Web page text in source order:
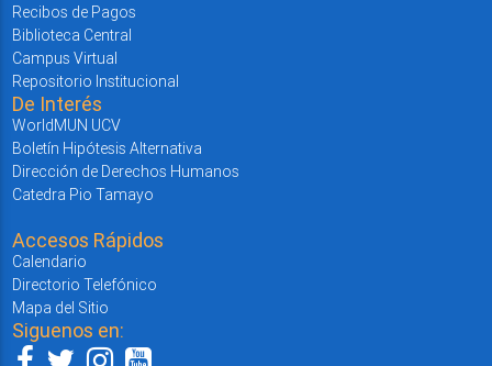
Recibos de Pagos
Biblioteca Central
Campus Virtual
Repositorio Institucional
De Interés
WorldMUN UCV
Boletín Hipótesis Alternativa
Dirección de Derechos Humanos
Catedra Pio Tamayo
Accesos Rápidos
Calendario
Directorio Telefónico
Mapa del Sitio
Siguenos en: